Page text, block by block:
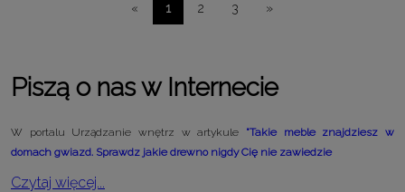
« 1 2 3 »
Piszą o nas w Internecie
W portalu Urządzanie wnętrz w artykule "Takie meble znajdziesz w
domach gwiazd. Sprawdz jakie drewno nigdy Cię nie zawiedzie
Czytaj więcej...